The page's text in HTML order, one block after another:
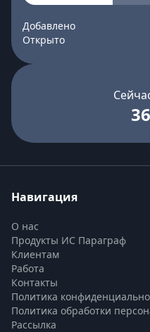
Добавлено
Открыто
Навигация
О нас
Продукты ИС Параграф
Клиентам
Работа
Контакты
Политика
Политика обработки
Рассылка